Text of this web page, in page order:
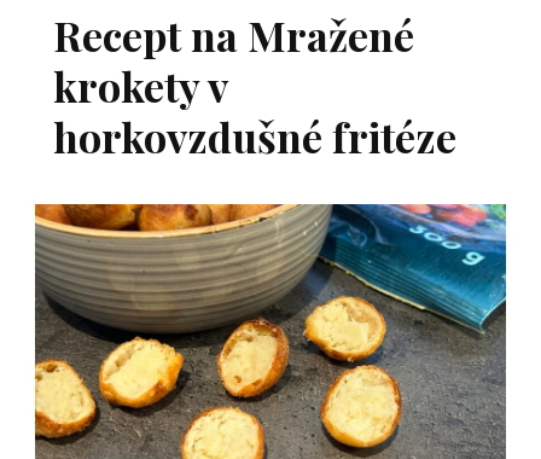
Recept na Mražené
krokety v
horkovzdušné fritéze